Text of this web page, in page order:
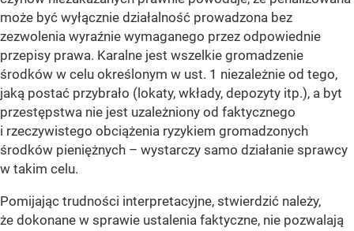
może być wyłącznie działalność prowadzona bez
zezwolenia wyraźnie wymaganego przez odpowiednie
przepisy prawa. Karalne jest wszelkie gromadzenie
środków w celu określonym w ust. 1 niezależnie od tego,
jaką postać przybrało (lokaty, wkłady, depozyty itp.), a byt
przestępstwa nie jest uzależniony od faktycznego
i rzeczywistego obciążenia ryzykiem gromadzonych
środków pieniężnych – wystarczy samo działanie sprawcy
w takim celu.
Pomijając trudności interpretacyjne, stwierdzić należy,
że dokonane w sprawie ustalenia faktyczne, nie pozwalają